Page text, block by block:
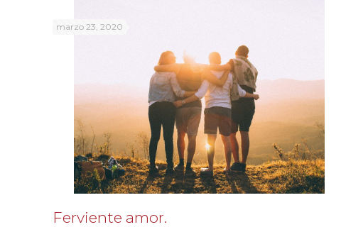
marzo 23, 2020
Ferviente amor.